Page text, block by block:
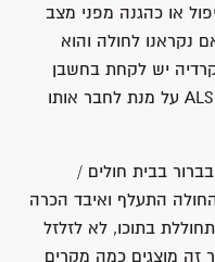
או כהגנה מפני מצב
נקראנו לחולה והוא
יש לקחת בחשבן
שאולי הקוצב לא עובד ולהזמין צוות ALS על מנת לחבר אותו
בבית חולים /
התעלף ואיבד הכרה
בתוכו, לא לזלזל
זה מוצגים כמה מקרים